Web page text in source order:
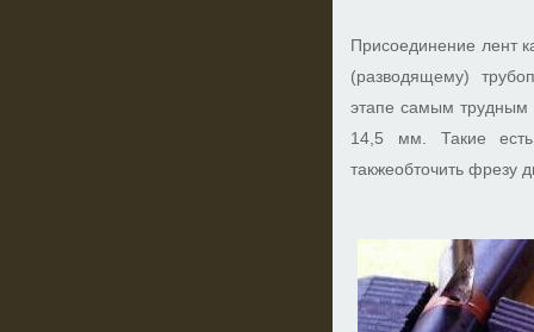
Присоединение лент
(разводящему)
этапе самым трудным
14,5 мм. Такие
такжеобточить фрезу